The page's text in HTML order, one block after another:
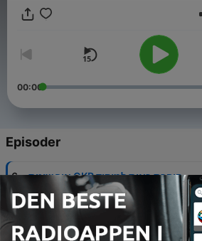
00:00
Episoder
6 - איך שיטת OKR הופכת כאוס למיקוד
23 juli 2026
קללת 95% או למה כמעט כל מהפיילוטים של הבינה
המלאכותית נופלים